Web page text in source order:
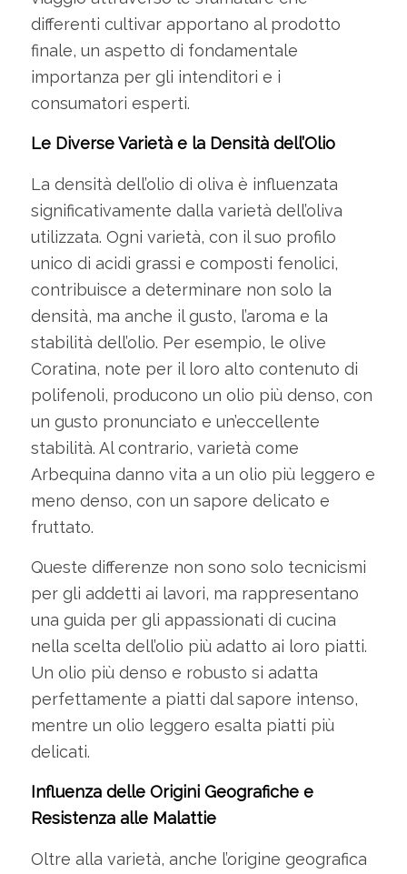
differenti cultivar apportano al prodotto
finale, un aspetto di fondamentale
importanza per gli intenditori e i
consumatori esperti.
Le Diverse Varietà e la Densità dell’Olio
La densità dell’olio di oliva è influenzata
significativamente dalla varietà dell’oliva
utilizzata. Ogni varietà, con il suo profilo
unico di acidi grassi e composti fenolici,
contribuisce a determinare non solo la
densità, ma anche il gusto, l’aroma e la
stabilità dell’olio. Per esempio, le olive
Coratina, note per il loro alto contenuto di
polifenoli, producono un olio più denso, con
un gusto pronunciato e un’eccellente
stabilità. Al contrario, varietà come
Arbequina danno vita a un olio più leggero e
meno denso, con un sapore delicato e
fruttato.
Queste differenze non sono solo tecnicismi
per gli addetti ai lavori, ma rappresentano
una guida per gli appassionati di cucina
nella scelta dell’olio più adatto ai loro piatti.
Un olio più denso e robusto si adatta
perfettamente a piatti dal sapore intenso,
mentre un olio leggero esalta piatti più
delicati.
Influenza delle Origini Geografiche e
Resistenza alle Malattie
Oltre alla varietà, anche l’origine geografica